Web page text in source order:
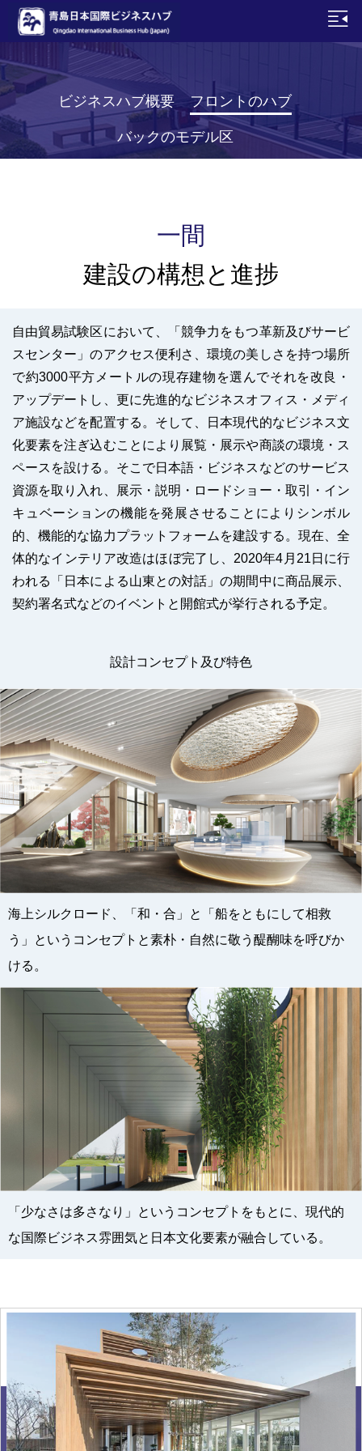
ビジネスハブ概要 フロントのハブ
バックのモデル区
一間
建設の構想と進捗
自由貿易試験区において、「競争力をもつ革新及びサービ
スセンター」のアクセス便利さ、環境の美しさを持つ場所
で約3000平方メートルの現存建物を選んでそれを改良・
アップデートし、更に先進的なビジネスオフィス・メディ
ア施設などを配置する。そして、日本現代的なビジネス文
化要素を注ぎ込むことにより展覧・展示や商談の環境・ス
ペースを設ける。そこで日本語・ビジネスなどのサービス
資源を取り入れ、展示・説明・ロードショー・取引・イン
キュベーションの機能を発展させることによりシンボル
的、機能的な協力プラットフォームを建設する。現在、全
体的なインテリア改造はほぼ完了し、2020年4月21日に行
われる「日本による山東との対話」の期間中に商品展示、
契約署名式などのイベントと開館式が挙行される予定。
設計コンセプト及び特色
海上シルクロード、「和・合」と「船をともにして相救
う」というコンセプトと素朴・自然に敬う醍醐味を呼びか
ける。
「少なさは多さなり」というコンセプトをもとに、現代的
な国際ビジネス雰囲気と日本文化要素が融合している。